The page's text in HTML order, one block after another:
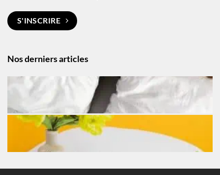
Nos derniers articles
S'INSCRIRE